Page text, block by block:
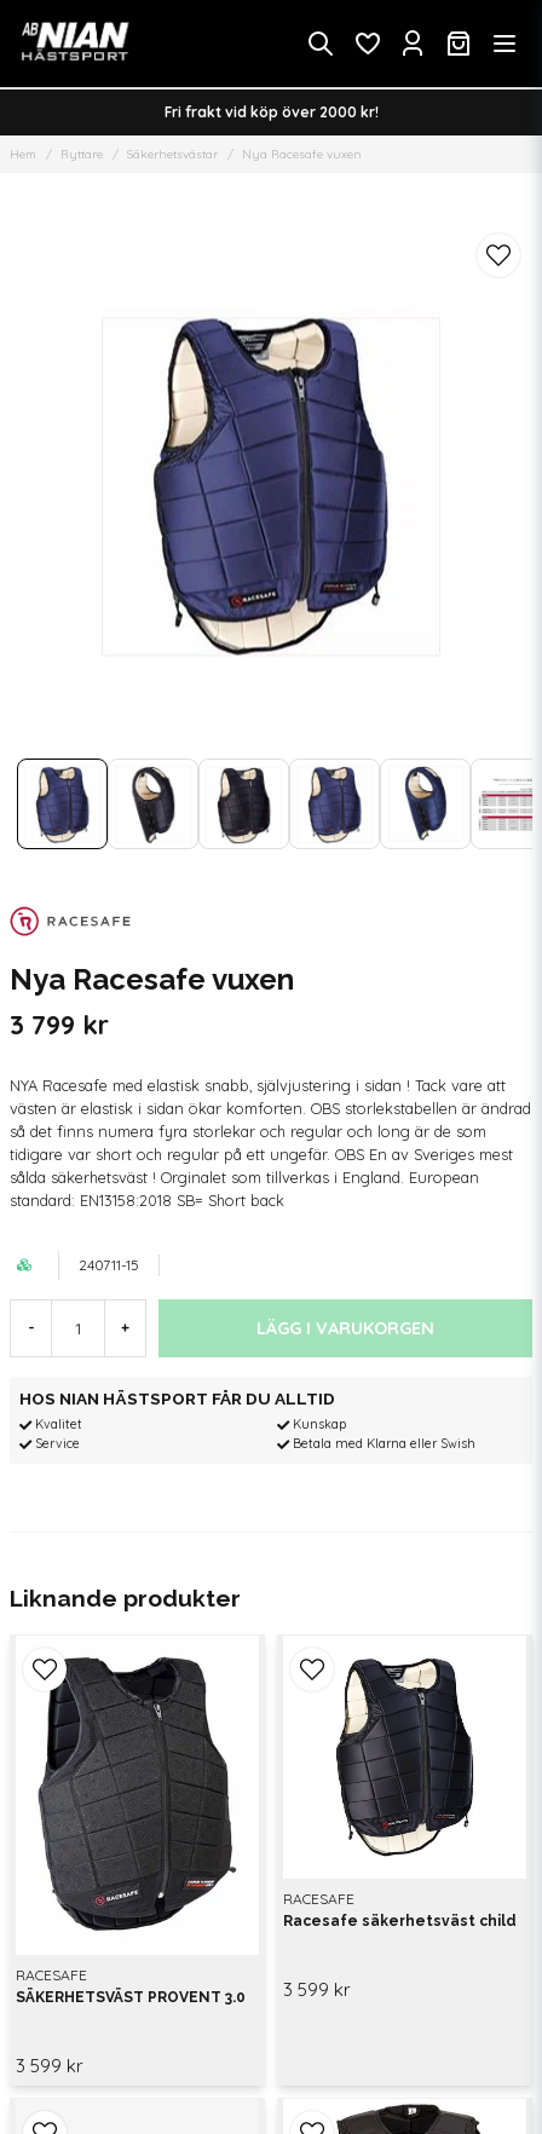
Fri frakt vid köp över 2000 kr!
Hem Ryttare Säkerhetsvästar Nya Racesafe vuxen
Nya Racesafe vuxen
3 799 kr
NYA Racesafe med elastisk snabb, självjustering i sidan ! Tack vare att
västen är elastisk i sidan ökar komforten. OBS storlekstabellen är ändrad
så det finns numera fyra storlekar och regular och long är de som
tidigare var short och regular på ett ungefär. OBS En av Sveriges mest
sålda säkerhetsväst ! Orginalet som tillverkas i England. European
standard: EN13158:2018 SB= Short back
240711-15
- + LÄGG I VARUKORGEN
HOS NIAN HÄSTSPORT FÅR DU ALLTID
Kvalitet
Service
Kunskap
Betala med Klarna eller Swish
Liknande produkter
RACESAFE
SÄKERHETSVÄST PROVENT 3.0
3 599 kr
RACESAFE
Racesafe säkerhetsväst child
3 599 kr